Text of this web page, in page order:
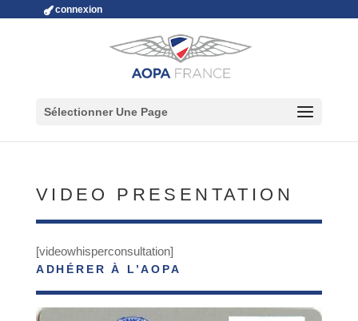
connexion
Sélectionner Une Page
VIDEO PRESENTATION
[videowhisperconsultation]
ADHÉRER À L’AOPA